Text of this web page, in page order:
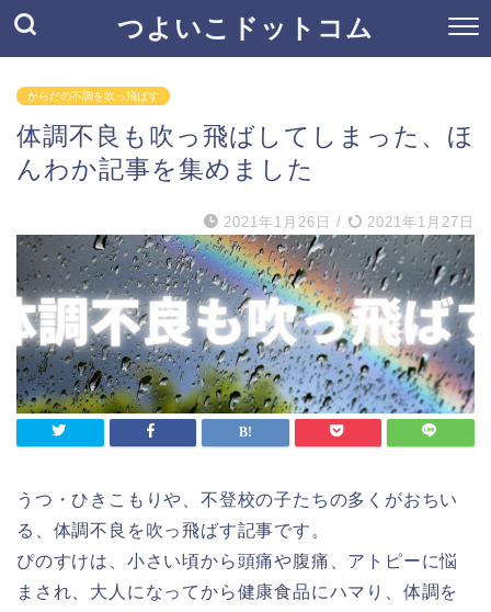
つよいこドットコム
からだの不調を吹っ飛ばす
体調不良も吹っ飛ばしてしまった、ほ
んわか記事を集めました
2021年1月26日 / 2021年1月27日
うつ・ひきこもりや、不登校の子たちの多くがおちい
る、体調不良を吹っ飛ばす記事です。
ぴのすけは、小さい頃から頭痛や腹痛、アトピーに悩
まされ、大人になってから健康食品にハマり、体調を